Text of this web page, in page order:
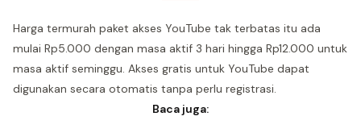
Harga termurah paket akses YouTube tak terbatas itu ada
mulai Rp5.000 dengan masa aktif 3 hari hingga Rp12.000 untuk
masa aktif seminggu. Akses gratis untuk YouTube dapat
digunakan secara otomatis tanpa perlu registrasi.
Baca juga: